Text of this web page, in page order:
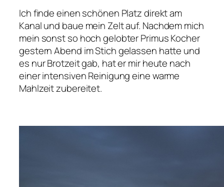
Ich finde einen schönen Platz direkt am
Kanal und baue mein Zelt auf. Nachdem mich
mein sonst so hoch gelobter Primus Kocher
gestern Abend im Stich gelassen hatte und
es nur Brotzeit gab, hat er mir heute nach
einer intensiven Reinigung eine warme
Mahlzeit zubereitet.